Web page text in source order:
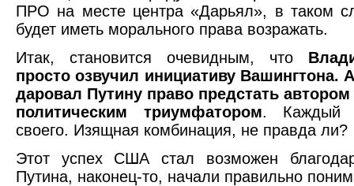
ПРО на месте центра «Дарьял», в таком
будет иметь морального права возражать.
Итак, становится очевидным, что
просто озвучил инициативу
даровал Путину право предстать
политическим триумфатором. Каждый
своего. Изящная комбинация, не правда ли?
Этот успех США стал возможен
Путина, наконец-то, начали правильно